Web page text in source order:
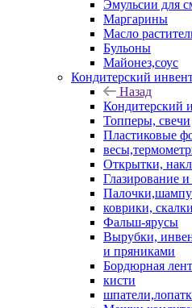
Эмульсии для
Маргарины
Масло
Бульоны
Майонез,соус
Кондитерский
Назад
Кондитерский
Топперы, свечи
Пластиковые
Открытки,
Глазирование
коврики, скалки
Фальш-ярусы
Вырубки,
и пряниками
Бордюрная
кисти